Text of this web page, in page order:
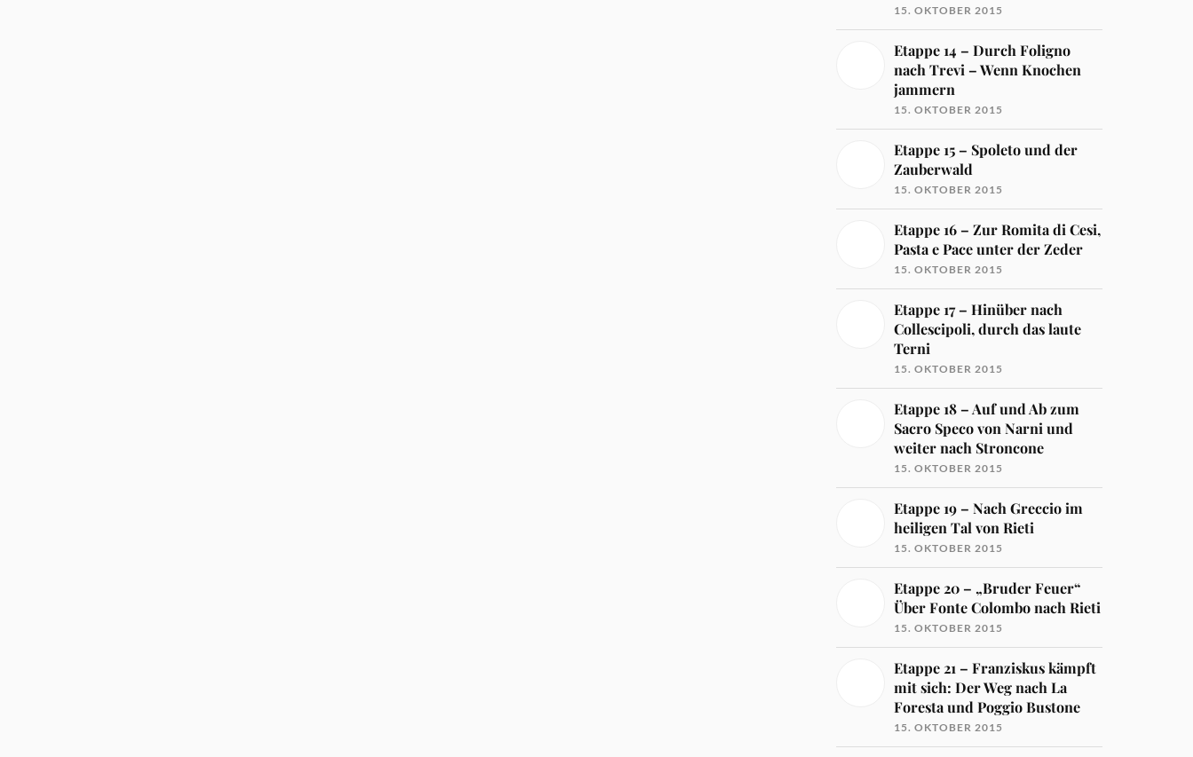
15. OKTOBER 2015
Etappe 14 – Durch Foligno
nach Trevi – Wenn Knochen
jammern
15. OKTOBER 2015
Etappe 15 – Spoleto und der
Zauberwald
15. OKTOBER 2015
Etappe 16 – Zur Romita di Cesi,
Pasta e Pace unter der Zeder
15. OKTOBER 2015
Etappe 17 – Hinüber nach
Collescipoli, durch das laute
Terni
15. OKTOBER 2015
Etappe 18 – Auf und Ab zum
Sacro Speco von Narni und
weiter nach Stroncone
15. OKTOBER 2015
Etappe 19 – Nach Greccio im
heiligen Tal von Rieti
15. OKTOBER 2015
Etappe 20 – „Bruder Feuer“
Über Fonte Colombo nach Rieti
15. OKTOBER 2015
Etappe 21 – Franziskus kämpft
mit sich: Der Weg nach La
Foresta und Poggio Bustone
15. OKTOBER 2015